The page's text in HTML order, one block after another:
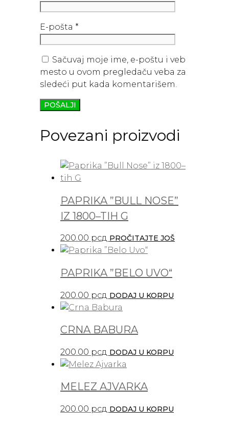
E-pošta *
Sačuvaj moje ime, e-poštu i veb
mesto u ovom pregledaču veba za
sledeći put kada komentarišem.
Povezani proizvodi
PAPRIKA ”BULL NOSE”
IZ 1800–TIH G
200.00 рсд PROČITAJTE JOŠ
PAPRIKA ”BELO UVO“
200.00 рсд DODAJ U KORPU
CRNA BABURA
200.00 рсд DODAJ U KORPU
MELEZ AJVARKA
200.00 рсд DODAJ U KORPU